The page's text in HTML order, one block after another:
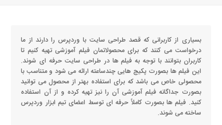
بسیاری از کاربرانی که قصد طراحی سایت با وردپرس را دارند از ما
درخواست می کنند که برای محصولاتمان فیلم آموزشی تهیه کنیم تا
کاربران بتوانند با توجه به فیلم ها در طراحی سایت حرفه ای شوند.
این فیلم ها بصورت پکیج هایی چندساعته ارائه می شود و متناسب با
محصولی خاص می باشد که برای استفاده بهتر از محصول می توانید
بصورت جداگانه فیلم آموزشی آن را نیز تهیه کرده و از آن استفاده
کنید. فیلم ها بصورت کاملاً حرفه ای توسط اعضای تیم ابزار وردپرس
ساخته می شوند.